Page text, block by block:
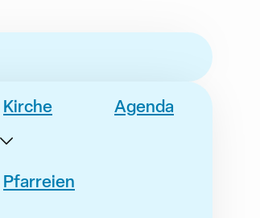
Kirche
Pfarreien
Agenda